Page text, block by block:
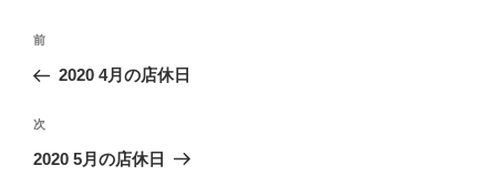
投
ナ
ビ
ゲ
前
の
稿
前
2020 4月の店休日
次
の
次
2020 5月の店休日